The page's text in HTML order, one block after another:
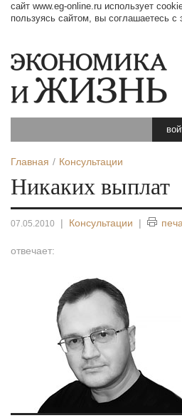
сайт www.eg-online.ru использует
пользуясь сайтом, вы соглашаетесь с
Главная Консультации
Никаких выплат
07.05.2010 | Консультации |
отвечает: